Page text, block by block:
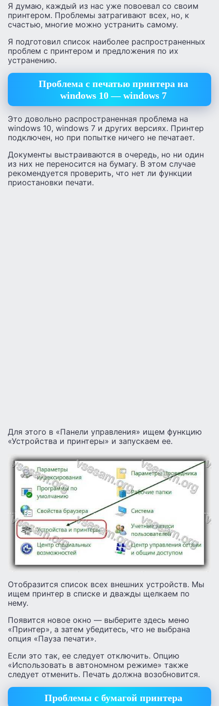
Я думаю, каждый из нас уже повоевал со своим
принтером. Проблемы затрагивают всех, но, к
счастью, многие можно устранить самому.
Я подготовил список наиболее распространенных
проблем с принтером и предложения по их
устранению.
Проблема с печатью принтера на
windows 10 — windows 7
Это довольно распространенная проблема на
windows 10, windows 7 и других версиях. Принтер
подключен, но при попытке ничего не печатает.
Документы выстраиваются в очередь, но ни один
из них не переносится на бумагу. В этом случае
рекомендуется проверить, что нет ли функции
приостановки печати.
Для этого в «Панели управления» ищем функцию
«Устройства и принтеры» и запускаем ее.
Отобразится список всех внешних устройств. Мы
ищем принтер в списке и дважды щелкаем по
нему.
Появится новое окно — выберите здесь меню
«Принтер», а затем убедитесь, что не выбрана
опция «Пауза печати».
Если это так, ее следует отключить. Опцию
«Использовать в автономном режиме» также
следует отменить. Печать должна возобновится.
Проблемы с бумагой принтера